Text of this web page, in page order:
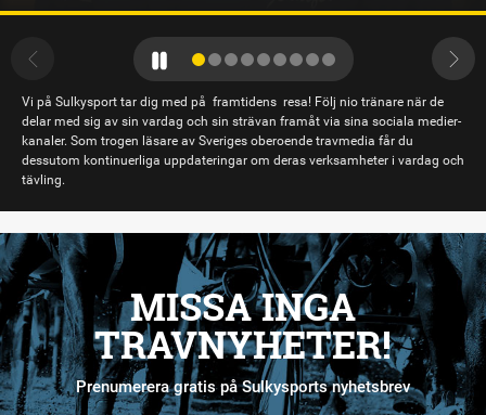
Vi på Sulkysport tar dig med på framtidens resa! Följ nio tränare när de
delar med sig av sin vardag och sin strävan framåt via sina sociala medier-
kanaler. Som trogen läsare av Sveriges oberoende travmedia får du
dessutom kontinuerliga uppdateringar om deras verksamheter i vardag och
tävling.
MISSA INGA
TRAVNYHETER!
Prenumerera gratis på Sulkysports nyhetsbrev